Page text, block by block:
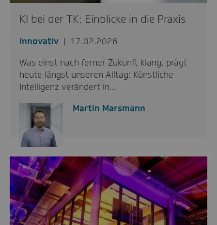
KI bei der TK: Einblicke in die Praxis
innovativ
17.02.2026
Was einst nach ferner Zukunft klang, prägt
heute längst unseren Alltag: Künstliche
Intelligenz verändert in…
Martin Marsmann